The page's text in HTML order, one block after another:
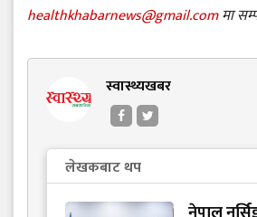
healthkhabarnews@gmail.comमा
स्वास्थ्यखबर
लेखकबाट थप